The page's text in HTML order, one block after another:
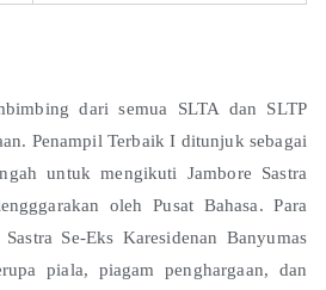
dari semua SLTA dan SLTP
Penampil Terbaik I ditunjuk sebagai
untuk mengikuti Jambore Sastra
oleh Pusat Bahasa. Para
Se-Eks Karesidenan Banyumas
piala, piagam penghargaan, dan